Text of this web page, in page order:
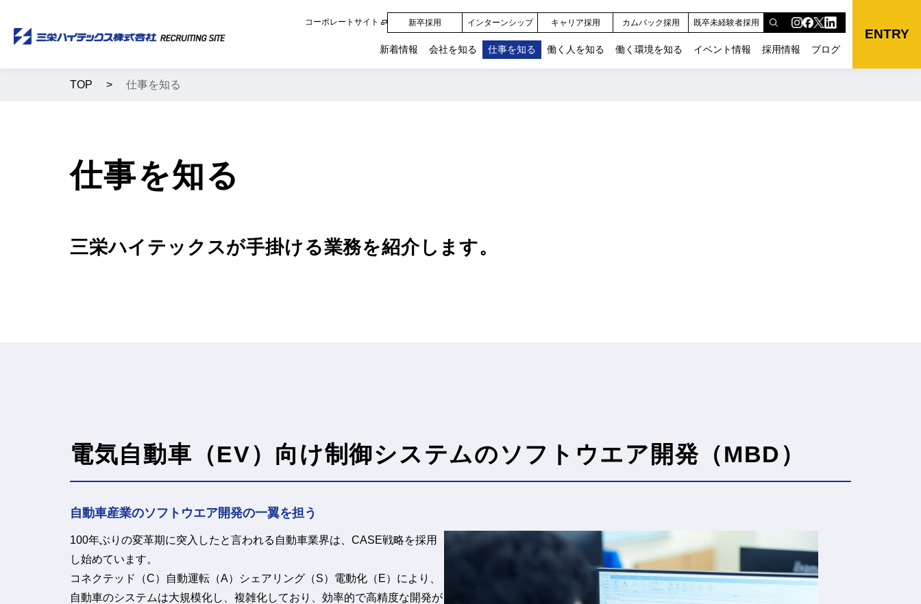
新着情報 会社を知る 仕事を知る 働く人を知る 働く環境を知る イベント情報 採用情報 ブログ
ENTRY
コーポレートサイト 新卒採用 インターンシップ キャリア採用 カムバック採用 既卒未経験者採用
TOP 仕事を知る
仕事を知る
三栄ハイテックスが手掛ける業務を紹介します。
電気自動車（EV）向け制御システムのソフトウエア開発（MBD）
自動車産業のソフトウエア開発の一翼を担う
100年ぶりの変革期に突入したと言われる自動車業界は、CASE戦略を採用
し始めています。
コネクテッド（C）自動運転（A）シェアリング（S）電動化（E）により、
自動車のシステムは大規模化し、複雑化しており、効率的で高精度な開発が